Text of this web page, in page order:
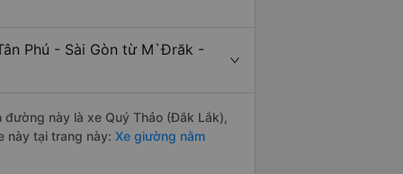
Phú - Sài Gòn từ M`Đrăk -
này là xe Quý Thảo (Đắk Lắk),
này tại trang này: Xe giường nằm